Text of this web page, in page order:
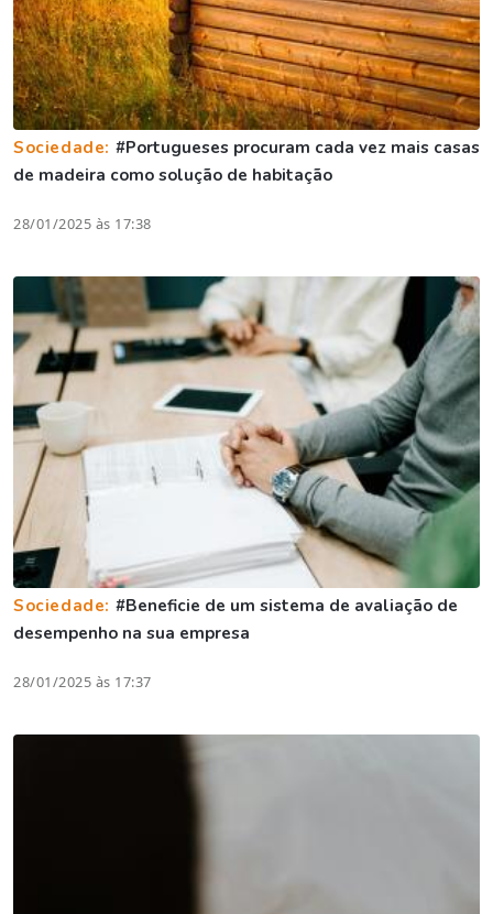
Sociedade: #Portugueses procuram cada vez mais casas
de madeira como solução de habitação
28/01/2025 às 17:38
Sociedade: #Beneficie de um sistema de avaliação de
desempenho na sua empresa
28/01/2025 às 17:37